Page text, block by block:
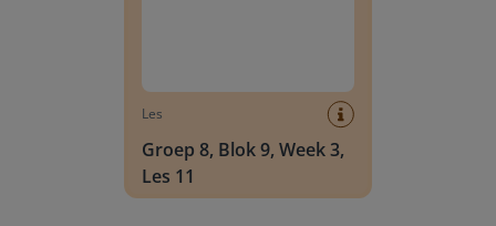
Les
Groep 8, Blok 9, Week 3,
Les 11